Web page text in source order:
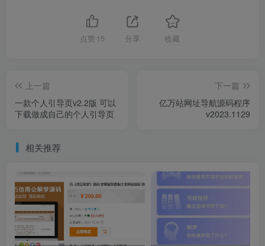
点赞 15 分享 收藏
上一篇
一款个人引导页v2.2版 可以
下载做成自己的个人引导页
下一篇
亿万站网址导航源码程序
v2023.1129
相关推荐